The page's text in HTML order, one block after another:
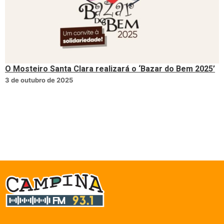
O Mosteiro Santa Clara realizará o ‘Bazar do Bem 2025’
3 de outubro de 2025